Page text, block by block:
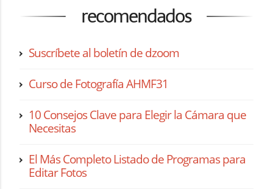
recomendados
Suscríbete al boletín de dzoom
Curso de Fotografía AHMF31
10 Consejos Clave para Elegir la Cámara que
Necesitas
El Más Completo Listado de Programas para
Editar Fotos